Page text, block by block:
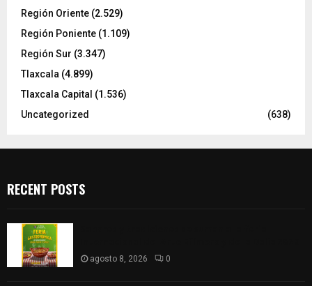
Región Oriente (2.529)
Región Poniente (1.109)
Región Sur (3.347)
Tlaxcala (4.899)
Tlaxcala Capital (1.536)
Uncategorized
(638)
RECENT POSTS
agosto 8, 2026 0